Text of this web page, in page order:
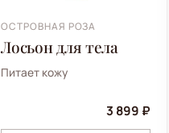
ОСТРОВНАЯ РОЗА
Лосьон для тела
Питает кожу
3 899 ₽